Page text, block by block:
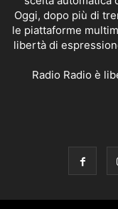
Oggi, dopo più di
le piattaforme
libertà di
Radio Radio è